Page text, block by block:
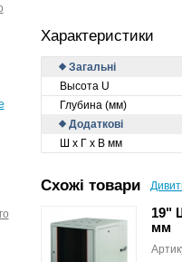
Характеристики
Загальні
Высота U
Глубина (мм)
Додаткові
Ш х Г х В мм
Схожі товари
19"
мм